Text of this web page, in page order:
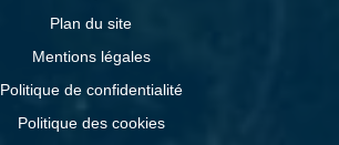
Plan du site
Mentions légales
Politique de confidentialité
Politique des cookies